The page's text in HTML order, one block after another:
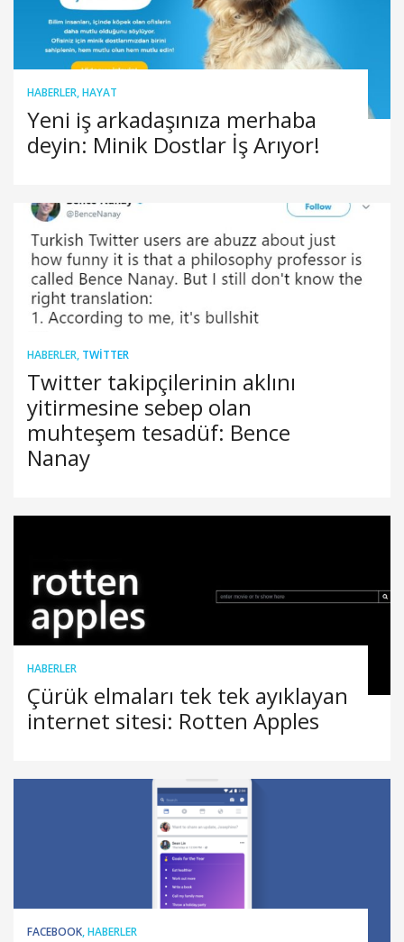
HABERLER,HAYAT
Yeni iş arkadaşınıza merhaba
deyin: Minik Dostlar İş Arıyor!
HABERLER, TWITTER
Twitter takipçilerinin aklını
yitirmesine sebep olan
muhteşem tesadüf: Bence
Nanay
HABERLER
Çürük elmaları tek tek ayıklayan
internet sitesi: Rotten Apples
FACEBOOK,HABERLER